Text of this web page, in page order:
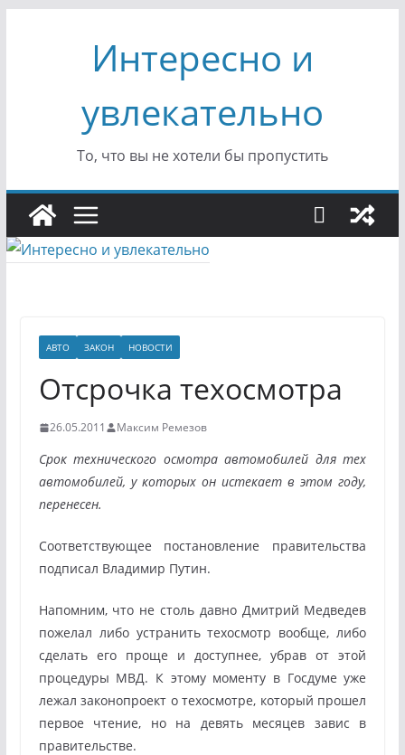
содержимомуИнтересно и
увлекательно
То, что вы не хотели бы пропустить
АВТО ЗАКОН НОВОСТИ
Отсрочка техосмотра
26.05.2011 Максим Ремезов
Срок технического осмотра автомобилей для тех
автомобилей, у которых он истекает в этом году,
перенесен.
Соответствующее постановление правительства
подписал Владимир Путин.
Напомним, что не столь давно Дмитрий Медведев
пожелал либо устранить техосмотр вообще, либо
сделать его проще и доступнее, убрав от этой
процедуры МВД. К этому моменту в Госдуме уже
лежал законопроект о техосмотре, который прошел
первое чтение, но на девять месяцев завис в
правительстве.